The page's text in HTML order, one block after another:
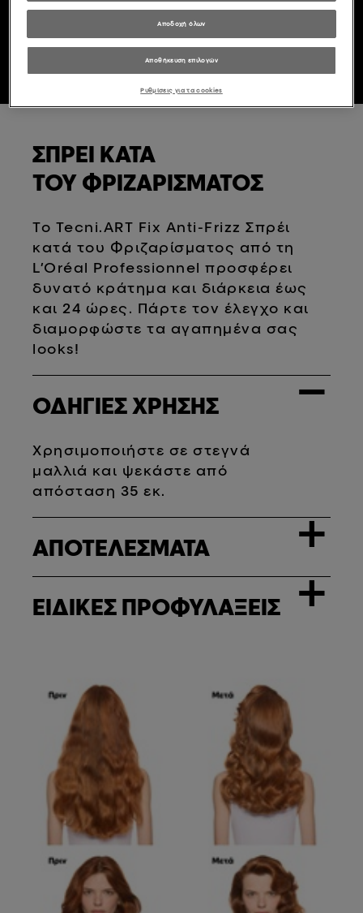
Βρείτε το κομμωτήριό σας
ΣΠΡΕΙ ΚΑΤΑ
ΤΟΥ ΦΡΙΖΑΡΙΣΜΑΤΟΣ
To Tecni.ART Fix Anti-Frizz Σπρέι
κατά του Φριζαρίσματος από τη
L’Oréal Professionnel προσφέρει
δυνατό κράτημα και διάρκεια έως
και 24 ώρες. Πάρτε τον έλεγχο και
διαμορφώστε τα αγαπημένα σας
looks!
ΟΔΗΓΙΕΣ ΧΡΗΣΗΣ −
Χρησιμοποιήστε σε στεγνά
μαλλιά και ψεκάστε από
απόσταση 35 εκ.
ΑΠΟΤΕΛΕΣΜΑΤΑ +
ΕΙΔΙΚΕΣ ΠΡΟΦΥΛΑΞΕΙΣ +
Αποδοχή όλων
Αποθήκευση επιλογών
Ρυθμίσεις για τα cookies